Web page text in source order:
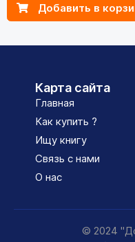
Добавить в
Карта сайта
Главная
Как купить ?
Ищу книгу
Связь с нами
О нас
© 2024